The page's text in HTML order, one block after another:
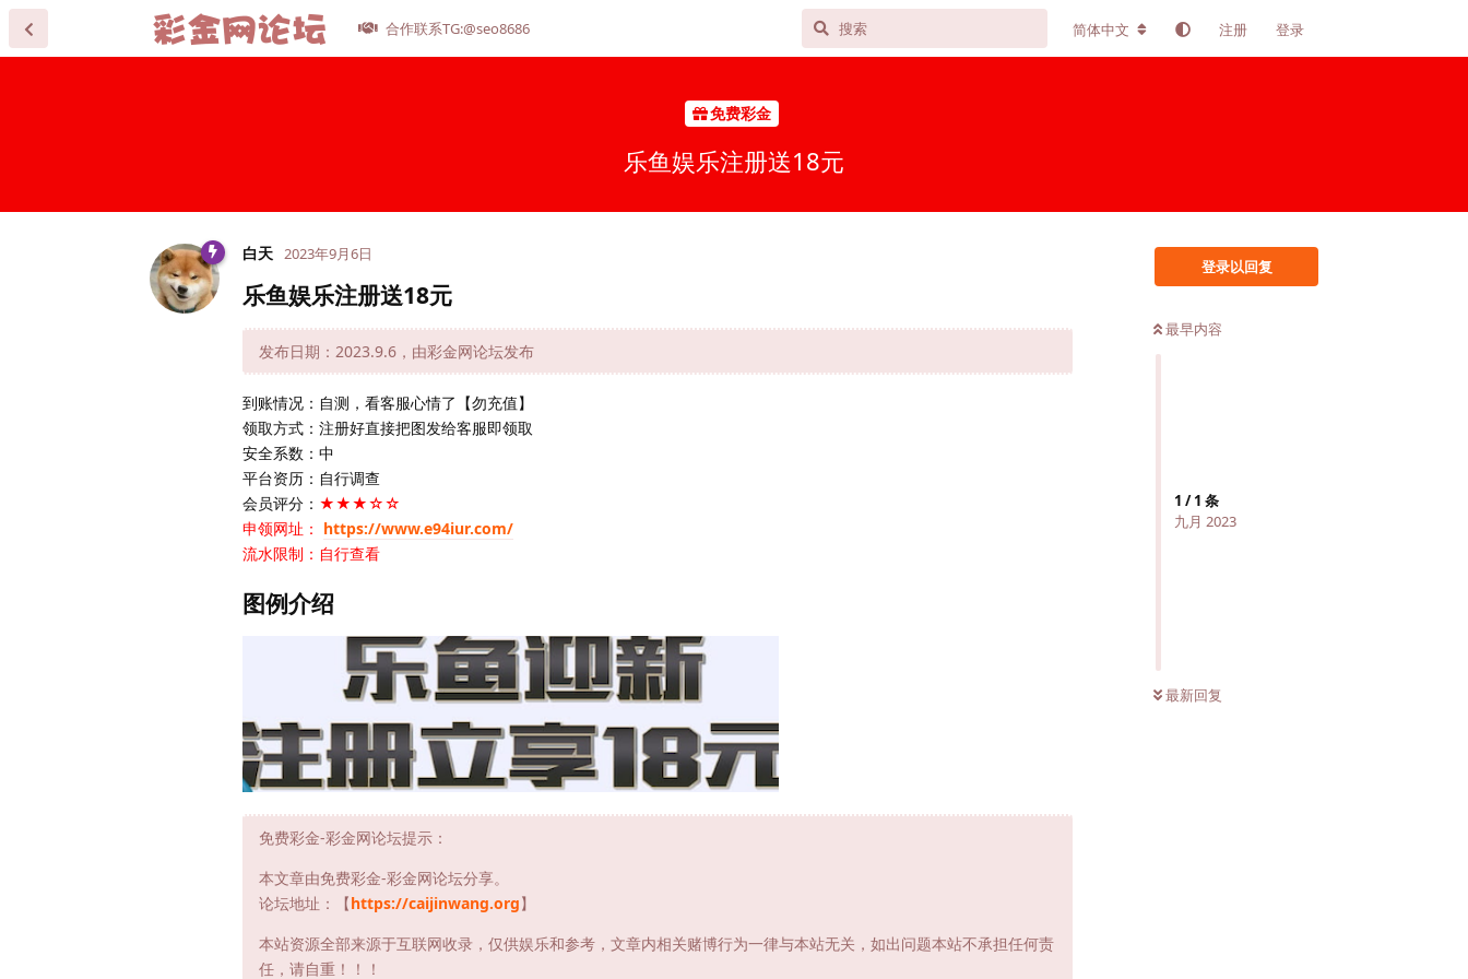
合作联系TG:@seo8686 简体中文 注册 登录
免费彩金
乐鱼娱乐注册送18元
登录以回复
最早内容
1 /1 条
九月 2023
最新回复
白天 2023年9月6日
乐鱼娱乐注册送18元
发布日期：2023.9.6，由彩金网论坛发布
到账情况：自测，看客服心情了【勿充值】
领取方式：注册好直接把图发给客服即领取
安全系数：中
平台资历：自行调查
会员评分： ★★★☆☆
申领网址： https://www.e94iur.com/
流水限制：自行查看
图例介绍
免费彩金-彩金网论坛提示：
本文章由免费彩金-彩金网论坛分享。
论坛地址：【https://caijinwang.org】
本站资源全部来源于互联网收录，仅供娱乐和参考，文章内相关赌博行为一律与本站无关，如出问题本站不承担任何责
任，请自重！！！